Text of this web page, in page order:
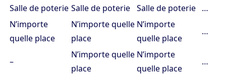
Salle de poterie Salle de poterie Salle de poterie …
N’importe
quelle place
N’importe quelle
place
N’importe
quelle place
…
–
N’importe quelle
place
N’importe
quelle place
…